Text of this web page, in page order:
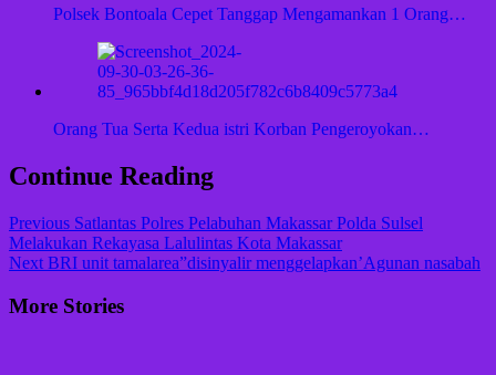
Polsek Bontoala Cepet Tanggap Mengamankan 1 Orang…
Orang Tua Serta Kedua istri Korban Pengeroyokan…
Continue Reading
Previous Satlantas Polres Pelabuhan Makassar Polda Sulsel
Melakukan Rekayasa Lalulintas Kota Makassar
Next BRI unit tamalarea”disinyalir menggelapkan’Agunan nasabah
More Stories